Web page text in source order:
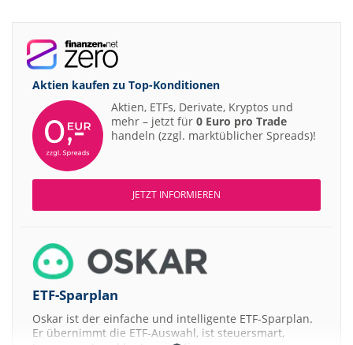
Aktien kaufen zu Top-Konditionen
Aktien, ETFs, Derivate, Kryptos und
mehr – jetzt für 0 Euro pro Trade
handeln (zzgl. marktüblicher Spreads)!
JETZT INFORMIEREN
ETF-Sparplan
Oskar ist der einfache und intelligente ETF-Sparplan.
Er übernimmt die ETF-Auswahl, ist steuersmart,